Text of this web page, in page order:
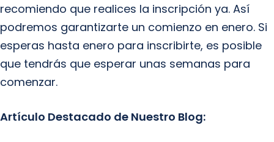
recomiendo que realices la inscripción ya. Así
podremos garantizarte un comienzo en enero. Si
esperas hasta enero para inscribirte, es posible
que tendrás que esperar unas semanas para
comenzar.
Artículo Destacado de Nuestro Blog: